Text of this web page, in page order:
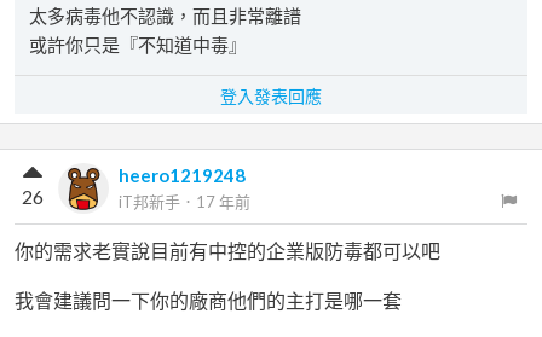
太多病毒他不認識，而且非常離譜
或許你只是『不知道中毒』
登入發表回應
heero1219248
iT邦新手 ． 17 年前
26
你的需求老實說目前有中控的企業版防毒都可以吧
我會建議問一下你的廠商他們的主打是哪一套